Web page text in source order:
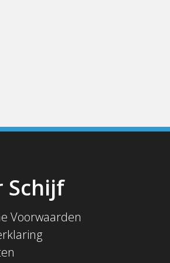
Schijf
Voorwaarden